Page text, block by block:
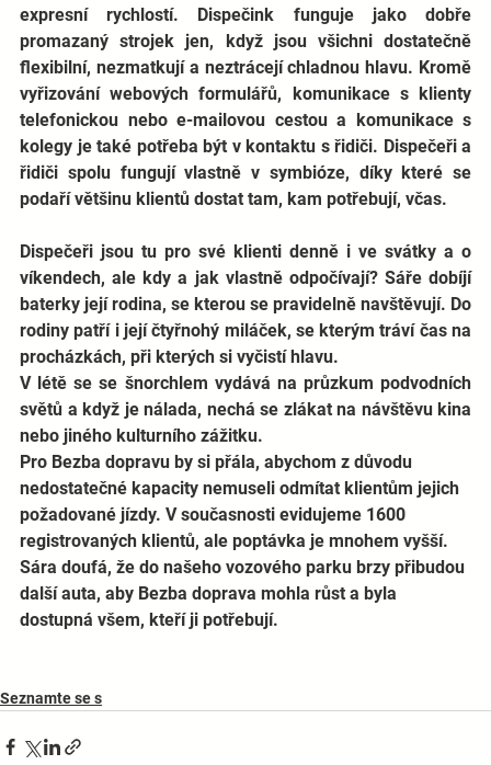
expresní rychlostí. Dispečink funguje jako dobře
promazaný strojek jen, když jsou všichni dostatečně
flexibilní, nezmatkují a neztrácejí chladnou hlavu. Kromě
vyřizování webových formulářů, komunikace s klienty
telefonickou nebo e-mailovou cestou a komunikace s
kolegy je také potřeba být v kontaktu s řidiči. Dispečeři a
řidiči spolu fungují vlastně v symbióze, díky které se
podaří většinu klientů dostat tam, kam potřebují, včas.
Dispečeři jsou tu pro své klienti denně i ve svátky a o
víkendech, ale kdy a jak vlastně odpočívají? Sáře dobíjí
baterky její rodina, se kterou se pravidelně navštěvují. Do
rodiny patří i její čtyřnohý miláček, se kterým tráví čas na
procházkách, při kterých si vyčistí hlavu.
V létě se se šnorchlem vydává na průzkum podvodních
světů a když je nálada, nechá se zlákat na návštěvu kina
nebo jiného kulturního zážitku.
Pro Bezba dopravu by si přála, abychom z důvodu
nedostatečné kapacity nemuseli odmítat klientům jejich
požadované jízdy. V současnosti evidujeme 1600
registrovaných klientů, ale poptávka je mnohem vyšší.
Sára doufá, že do našeho vozového parku brzy přibudou
další auta, aby Bezba doprava mohla růst a byla
dostupná všem, kteří ji potřebují.
Seznamte se s